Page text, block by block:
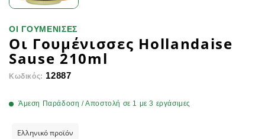
ΟΙ ΓΟΥΜΕΝΙΣΕΣ
Οι Γουμένισσες Hollandaise
Sause 210ml
Κωδικός: 12887
Άμεση Παράδοση / Αποστολή σε 1 με 3 εργάσιμες
Ελληνικό προϊόν